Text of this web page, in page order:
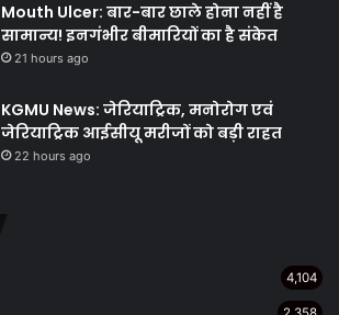
Mouth Ulcer: बार-बार छाले होना नहीं है
सामान्य! इनगंभीर बीमारियों का है संकेत
21 hours ago
KGMU News: जेरियाट्रिक, मनोरोग एवं
जेरियाट्रिक आईसीयू मरीजों को बड़ी राहत
22 hours ago
4,104